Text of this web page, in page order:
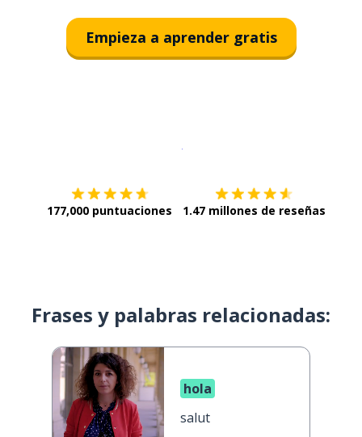
Empieza a aprender gratis
177,000 puntuaciones 1.47 millones de reseñas
Frases y palabras relacionadas:
hola
salut